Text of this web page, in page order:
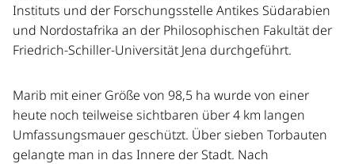
Instituts und der Forschungsstelle Antikes Südarabien
und Nordostafrika an der Philosophischen Fakultät der
Friedrich-Schiller-Universität Jena durchgeführt.
Marib mit einer Größe von 98,5 ha wurde von einer
heute noch teilweise sichtbaren über 4 km langen
Umfassungsmauer geschützt. Über sieben Torbauten
gelangte man in das Innere der Stadt. Nach